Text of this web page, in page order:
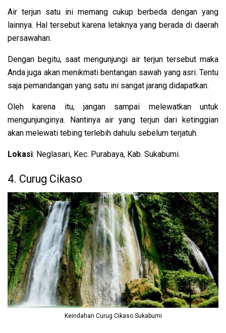
Air terjun satu ini memang cukup berbeda dengan yang
lainnya. Hal tersebut karena letaknya yang berada di daerah
persawahan.
Dengan begitu, saat mengunjungi air terjun tersebut maka
Anda juga akan menikmati bentangan sawah yang asri. Tentu
saja pemandangan yang satu ini sangat jarang didapatkan.
Oleh karena itu, jangan sampai melewatkan untuk
mengunjunginya. Nantinya air yang terjun dari ketinggian
akan melewati tebing terlebih dahulu sebelum terjatuh.
Lokasi: Neglasari, Kec. Purabaya, Kab. Sukabumi.
4. Curug Cikaso
Keindahan Curug Cikaso Sukabumi